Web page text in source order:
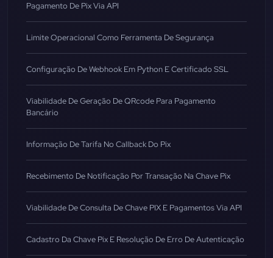
Pagamento De Pix Via API
Limite Operacional Como Ferramenta De Segurança
Configuração De Webhook Em Python E Certificado SSL
Viabilidade De Geração De QRcode Para Pagamento
Bancário
Informação De Tarifa No Callback Do Pix
Recebimento De Notificação Por Transação Na Chave Pix
Viabilidade De Consulta De Chave PIX E Pagamentos Via API
Cadastro Da Chave Pix E Resolução De Erro De Autenticação